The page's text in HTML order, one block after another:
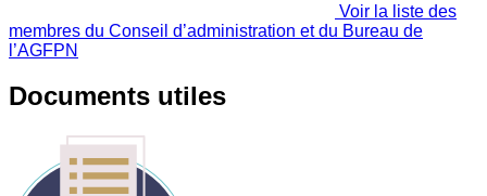
Voir la liste des
membres du Conseil d’administration et du Bureau de
l’AGFPN
Documents utiles